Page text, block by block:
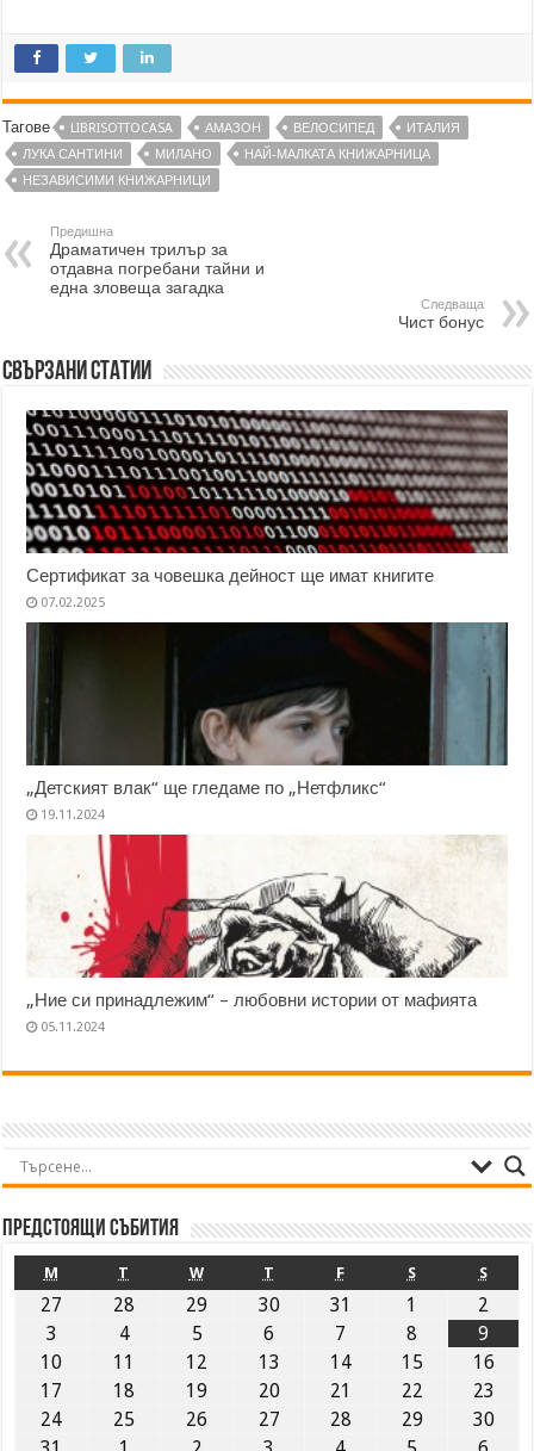
Тагове LIBRISOTTOCASA АМАЗОН ВЕЛОСИПЕД
ИТАЛИЯ
ЛУКА САНТИНИ
МИЛАНО
НАЙ-МАЛКАТА КНИЖАРНИЦА
НЕЗАВИСИМИ КНИЖАРНИЦИ
Предишна
Драматичен трилър за
отдавна погребани тайни и
една зловеща загадка
Следваща
Чист бонус
Свързани статии
Сертификат за човешка дейност ще имат книгите
07.02.2025
„Детският влак“ ще гледаме по „Нетфликс“
19.11.2024
„Ние си принадлежим“ – любовни истории от мафията
05.11.2024
Предстоящи събития
M T W T F S S
27 28 29 30 31 1
2
3
4 5 6 7 8
9
10
11 12 13 14 15
16
17
18 19 20 21 22
23
24
25 26 27 28 29
30